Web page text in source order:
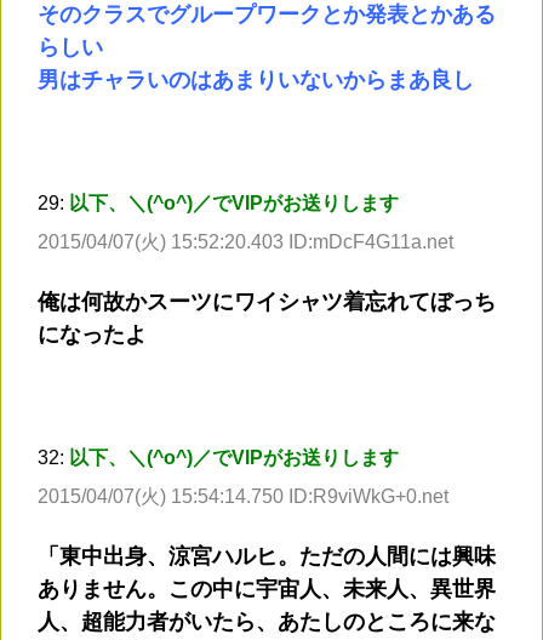
そのクラスでグループワークとか発表とかある
らしい
男はチャラいのはあまりいないからまあ良し
29: 以下、＼(^o^)／でVIPがお送りします
2015/04/07(火) 15:52:20.403 ID:mDcF4G11a.net
俺は何故かスーツにワイシャツ着忘れてぼっち
になったよ
32: 以下、＼(^o^)／でVIPがお送りします
2015/04/07(火) 15:54:14.750 ID:R9viWkG+0.net
「東中出身、涼宮ハルヒ。ただの人間には興味
ありません。この中に宇宙人、未来人、異世界
人、超能力者がいたら、あたしのところに来な